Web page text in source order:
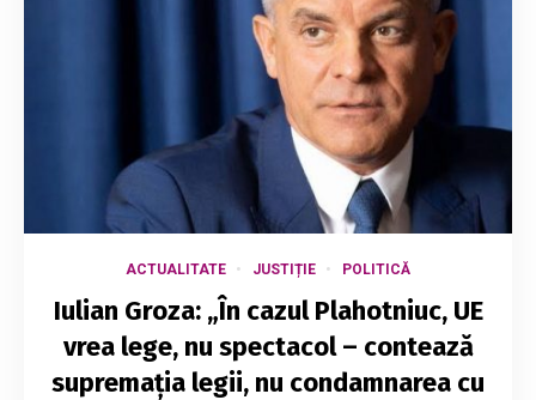
ACTUALITATE JUSTIȚIE POLITICĂ
Iulian Groza: „În cazul Plahotniuc, UE
vrea lege, nu spectacol – contează
supremația legii, nu condamnarea cu